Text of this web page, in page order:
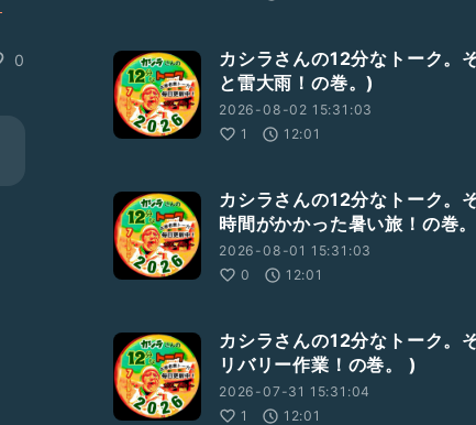
0
カシラさんの12分なトーク。
と雷大雨！の巻。)
2026-08-02 15:31:03
1
12:01
カシラさんの12分なトーク。
時間がかかった暑い旅！の巻
2026-08-01 15:31:03
0
12:01
カシラさんの12分なトーク。
リバリー作業！の巻。 )
2026-07-31 15:31:04
1
12:01